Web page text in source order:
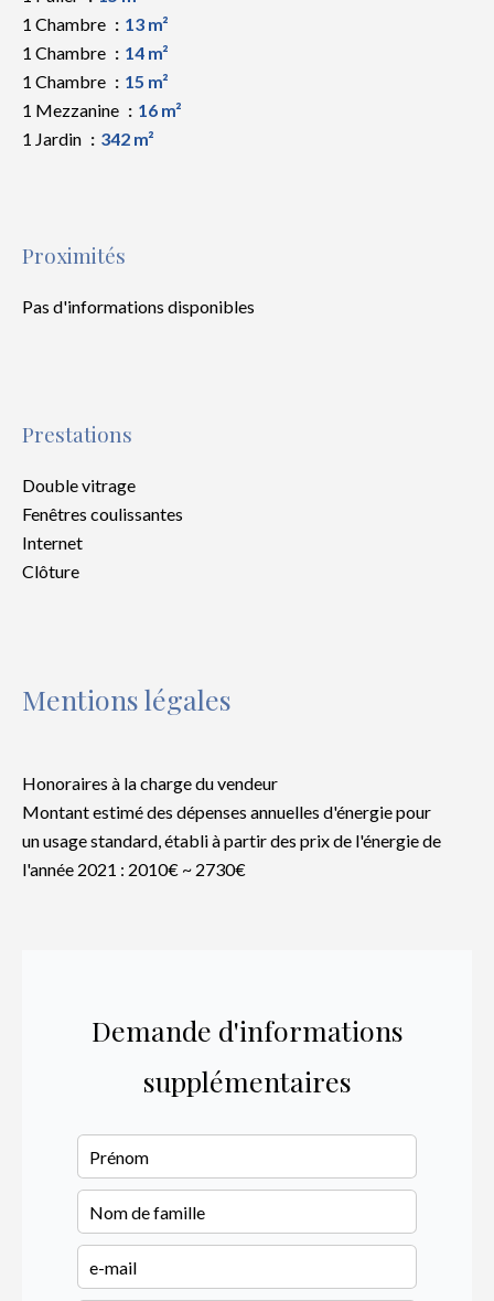
1 Chambre
13 m²
1 Chambre
14 m²
1 Chambre
15 m²
1 Mezzanine
16 m²
1 Jardin
342 m²
Proximités
Pas d'informations disponibles
Prestations
Double vitrage
Fenêtres coulissantes
Internet
Clôture
Mentions légales
Honoraires à la charge du vendeur
Montant estimé des dépenses annuelles d'énergie pour
un usage standard, établi à partir des prix de l'énergie de
l'année 2021 : 2010€ ~ 2730€
Demande d'informations
supplémentaires